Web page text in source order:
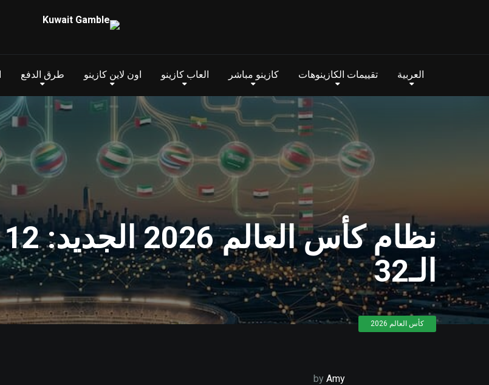
طرق الدفع اون لاين كازينو العاب كازينو كازينو مباشر تقييمات الكازينوهات العربية
الـ32
كأس العالم 2026
by Amy